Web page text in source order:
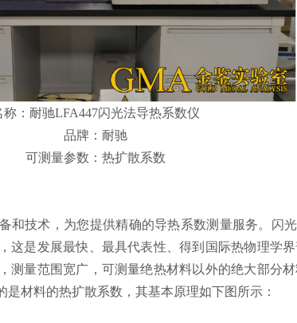
称：耐驰LFA447闪光法导热系数仪
品牌：耐驰
可测量参数：热扩散系数
和技术，为您提供精确的导热系数测量服务。闪
这是发展最快、最具代表性、得到国际热物理学界
测量范围宽广，可测量绝热材料以外的绝大部分
是材料的热扩散系数，其基本原理如下图所示：